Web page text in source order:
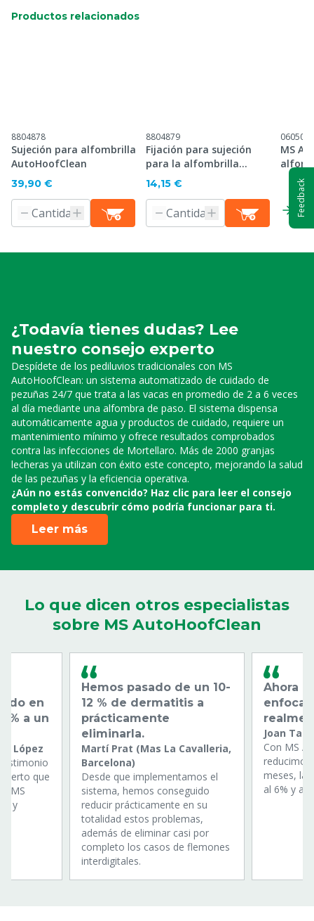
Productos relacionados
8804878
Sujeción para alfombrilla
AutoHoofClean
39,90 €
8804879
Fijación para sujeción
para la alfombrilla
AutoHoofClean
14,15 €
0605077
MS
¿Todavía tienes dudas? Lee
nuestro consejo experto
Despídete de los pediluvios tradicionales con MS
AutoHoofClean: un sistema automatizado de cuidado de
pezuñas 24/7 que trata a las vacas en promedio de 2 a 6 veces
al día mediante una alfombra de paso. El sistema dispensa
automáticamente agua y productos de cuidado, requiere un
mantenimiento mínimo y ofrece resultados comprobados
contra las infecciones de Mortellaro. Más de 2000 granjas
lecheras ya utilizan con éxito este concepto, mejorando la salud
de las pezuñas y la eficiencia operativa.
¿Aún no estás convencido? Haz clic para leer el consejo
completo y descubrir cómo podría funcionar para ti.
Leer más
Lo que dicen otros especialistas
sobre MS AutoHoofClean
en
% a un
López
que
MS
y
Hemos pasado de un 10-
12 % de dermatitis a
prácticamente
eliminarla.
Martí Prat (Mas La Cavalleria,
Barcelona)
Desde que implementamos el
sistema, hemos conseguido
reducir prácticamente en su
totalidad estos problemas,
además de eliminar casi por
completo los casos de flemones
interdigitales.
Ahora
Joan
Con MS
reducimos
meses, la
al 6% y
Feedback